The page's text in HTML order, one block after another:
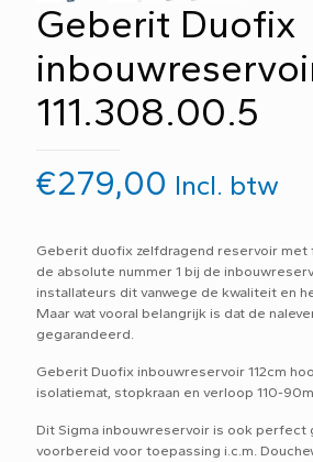
Geberit Duofix
111.308.00.5
€279,00 Incl. btw
Geberit duofix zelfdragend reservoir met
de absolute nummer 1 bij de
installateurs dit vanwege de kwaliteit en
Maar wat vooral belangrijk is dat de
gegarandeerd.
Geberit Duofix inbouwreservoir 112cm
isolatiemat, stopkraan en verloop 110-
Dit Sigma inbouwreservoir is ook perfect
voorbereid voor toepassing i.c.m.